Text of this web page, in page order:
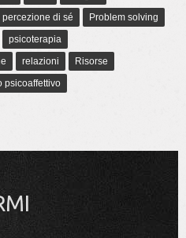
percezione di sé
Problem solving
psicoterapia
relazioni
Risorse
psicoaffettivo